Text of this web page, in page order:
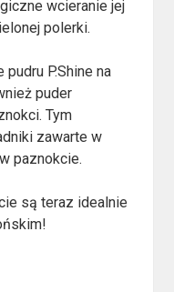
wcieranie jej
polerki.
P.Shine na
puder
Tym
zawarte w
paznokcie.
są teraz idealnie